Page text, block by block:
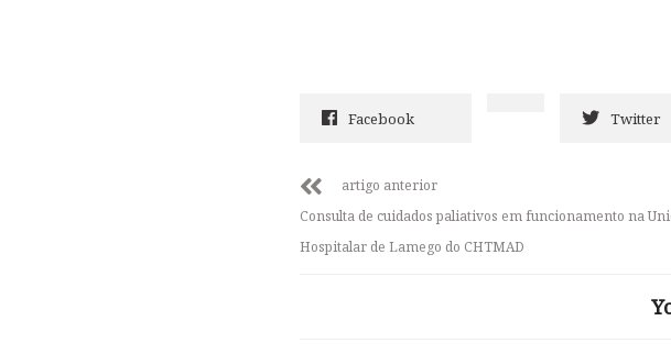
Facebook Twitter
artigo anterior
Consulta de cuidados paliativos em funcionamento na
Hospitalar de Lamego do CHTMAD